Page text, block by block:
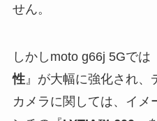
せん。
しかしmoto g66j 5Gでは
性』が大幅に強化され、
カメラに関しては、イメ